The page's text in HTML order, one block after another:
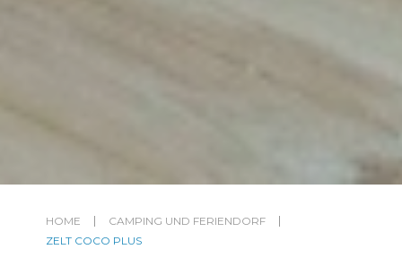
HOME
CAMPING UND FERIENDORF
ZELT COCO PLUS